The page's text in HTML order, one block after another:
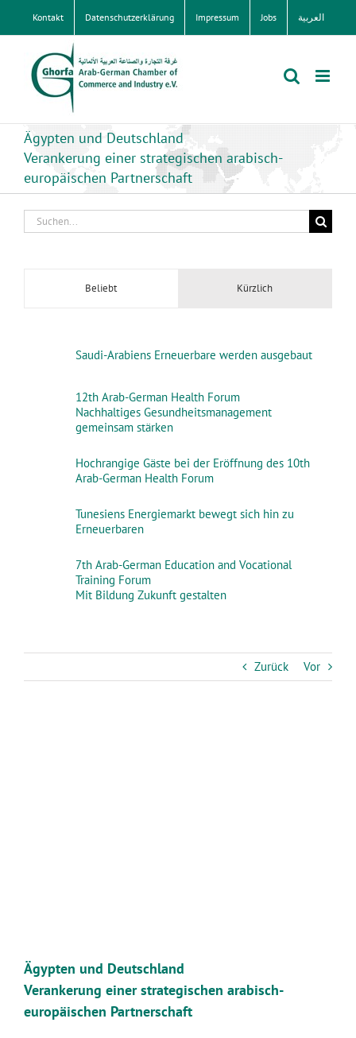
Kontakt Datenschutzerklärung Impressum Jobs العربية
Ägypten und Deutschland
Verankerung einer strategischen arabisch-
europäischen Partnerschaft
Zurück Vor
Ägypten und Deutschland
Verankerung einer strategischen arabisch-
europäischen Partnerschaft
Suche
nach:
Beliebt Kürzlich
Saudi-Arabiens Erneuerbare werden ausgebaut
12th Arab-German Health Forum
Nachhaltiges Gesundheitsmanagement
gemeinsam stärken
Hochrangige Gäste bei der Eröffnung des 10th
Arab-German Health Forum
Tunesiens Energiemarkt bewegt sich hin zu
Erneuerbaren
7th Arab-German Education and Vocational
Training Forum
Mit Bildung Zukunft gestalten